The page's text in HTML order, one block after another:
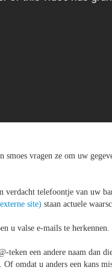
vragen ze om uw
verdacht telefoontje van uw
site) staan actuele
u valse e-mails te
teken een andere naam dan
omdat u anders een kans